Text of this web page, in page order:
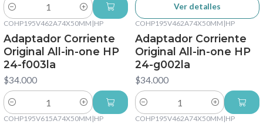
Cantidad
Ver detalles
COHP195V462A74X50MM |HP
Adaptador Corriente
Original All-in-one HP
24-f003la
$34.000
Cantidad
COHP195V462A74X50MM |HP
Adaptador Corriente
Original All-in-one HP
24-g002la
$34.000
Cantidad
COHP195V615A74X50MM |HP COHP195V462A74X50MM |HP